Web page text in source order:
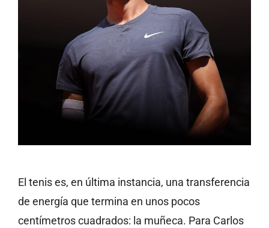
El tenis es, en última instancia, una transferencia
de energía que termina en unos pocos
centímetros cuadrados: la muñeca. Para Carlos